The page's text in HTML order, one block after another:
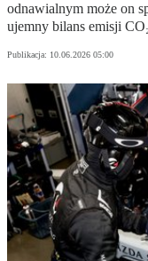
odnawialnym może on
ujemny bilans emisji
Publikacja: 10.06.2026 05:00